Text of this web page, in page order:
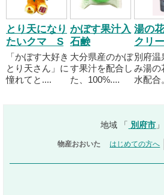
とり天になり
たいクマ S
「かぼす大好き
とり天さん」に
憧れてと....
かぼす果汁入
石鹸
大分県産のかぼ
す果汁を配合し
た、100%....
湯の
クリ
別府温
み湯の
水配合
地域 「 別府市
物産おおいた はじめての方へ